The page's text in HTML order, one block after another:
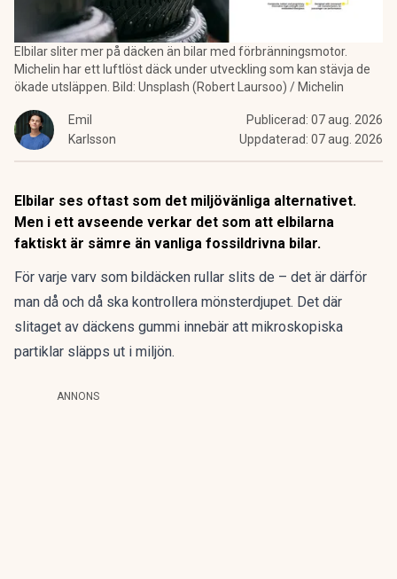
Elbilar sliter mer på däcken än bilar med förbränningsmotor.
Michelin har ett luftlöst däck under utveckling som kan stävja de
ökade utsläppen. Bild: Unsplash (Robert Laursoo) / Michelin
Emil
Karlsson
Publicerad: 07 aug. 2026
Uppdaterad: 07 aug. 2026
Elbilar ses oftast som det miljövänliga alternativet.
Men i ett avseende verkar det som att elbilarna
faktiskt är sämre än vanliga fossildrivna bilar.
För varje varv som bildäcken rullar slits de – det är därför
man då och då ska kontrollera mönsterdjupet. Det där
slitaget av däckens gummi innebär att mikroskopiska
partiklar släpps ut i miljön.
ANNONS